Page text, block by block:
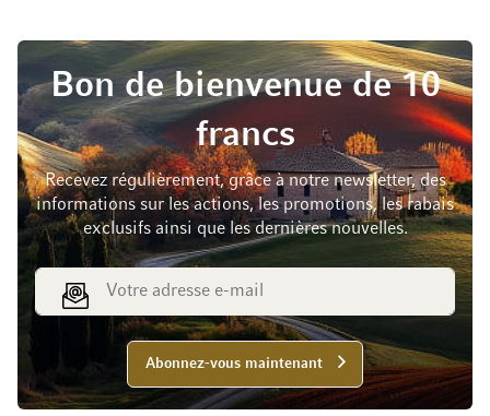
Bon de bienvenue de 10
francs
Recevez régulièrement, grâce à notre newsletter, des
informations sur les actions, les promotions, les rabais
exclusifs ainsi que les dernières nouvelles.
Adresse e-mail
Abonnez-vous maintenant